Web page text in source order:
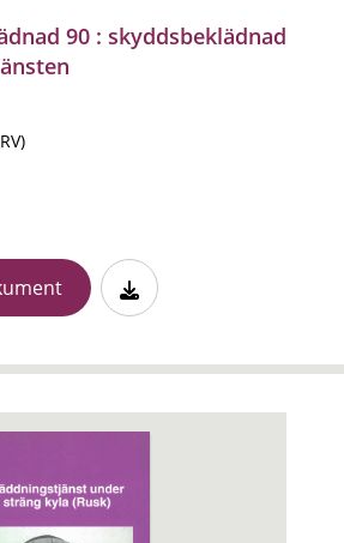
90 : skyddsbeklädnad